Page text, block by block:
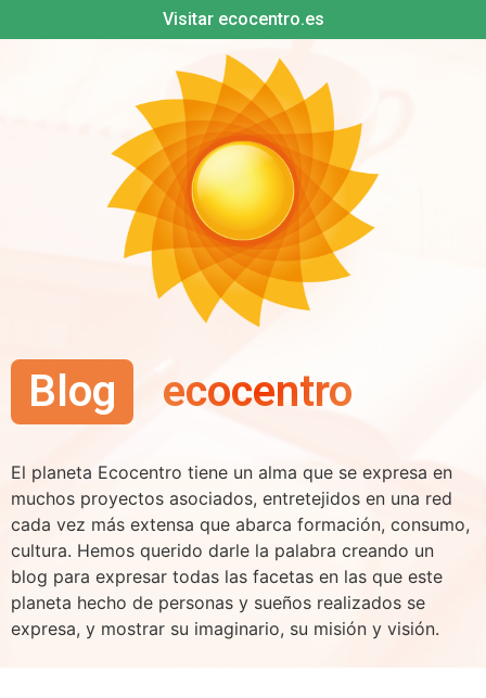
Visitar ecocentro.es
Blog ecocentro
El planeta Ecocentro tiene un alma que se expresa en
muchos proyectos asociados, entretejidos en una red
cada vez más extensa que abarca formación, consumo,
cultura. Hemos querido darle la palabra creando un
blog para expresar todas las facetas en las que este
planeta hecho de personas y sueños realizados se
expresa, y mostrar su imaginario, su misión y visión.